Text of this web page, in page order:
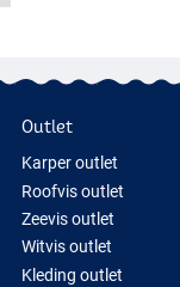
Outlet
Karper outlet
Roofvis outlet
Zeevis outlet
Witvis outlet
Kleding outlet